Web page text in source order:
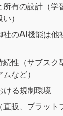
所有の設計（学
）
社のAI機能は他
続性（サブスク
など）
ける規制環境
直販、プラット